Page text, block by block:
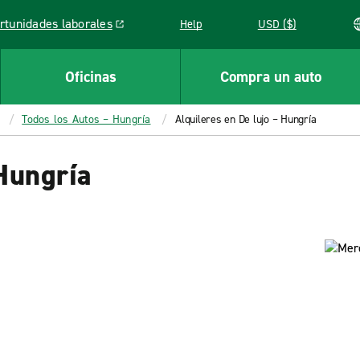
laborales
in a new window Help USD ($)
Oficinas Compra un auto
Todos los Autos – Hungría Alquileres en De lujo – Hungría